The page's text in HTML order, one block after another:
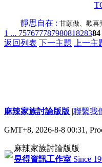
靜思自在 : 甘願做、歡喜
1 ... 75767778798081828384
返回列表 下一主題 上一主
麻辣家族討論版版 |聯繫我
GMT+8, 2026-8-8 00:31,
麻辣家族討論版版
昱得資訊工作室 Since